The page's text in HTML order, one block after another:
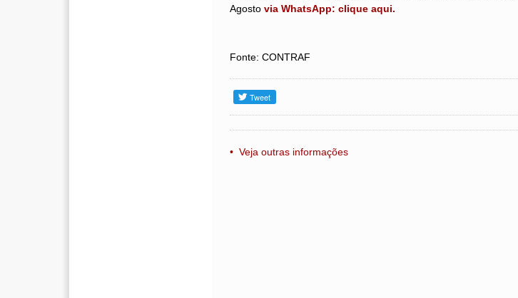
Agosto via WhatsApp: clique aqui.
Fonte: CONTRAF
• Veja outras informações